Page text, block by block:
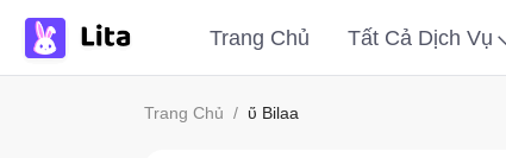
Trang Chủ Tất Cả Dịch Vụ
Trang Chủ / ὕ Bilaa